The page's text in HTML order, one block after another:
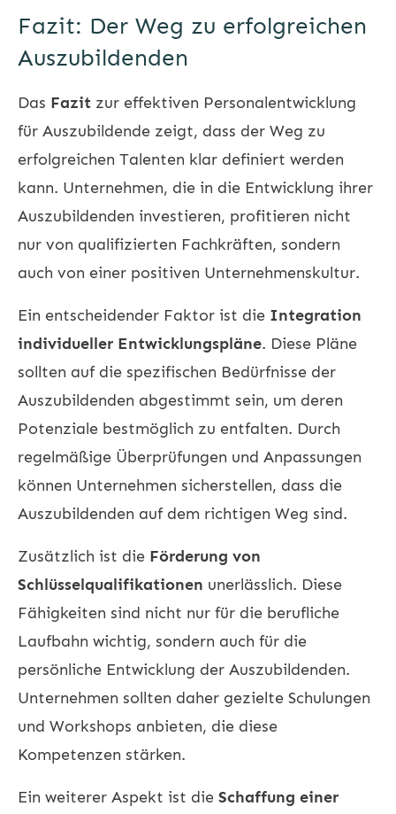
Fazit: Der Weg zu erfolgreichen
Auszubildenden
Das Fazit zur effektiven Personalentwicklung
für Auszubildende zeigt, dass der Weg zu
erfolgreichen Talenten klar definiert werden
kann. Unternehmen, die in die Entwicklung ihrer
Auszubildenden investieren, profitieren nicht
nur von qualifizierten Fachkräften, sondern
auch von einer positiven Unternehmenskultur.
Ein entscheidender Faktor ist die Integration
individueller Entwicklungspläne. Diese Pläne
sollten auf die spezifischen Bedürfnisse der
Auszubildenden abgestimmt sein, um deren
Potenziale bestmöglich zu entfalten. Durch
regelmäßige Überprüfungen und Anpassungen
können Unternehmen sicherstellen, dass die
Auszubildenden auf dem richtigen Weg sind.
Zusätzlich ist die Förderung von
Schlüsselqualifikationen unerlässlich. Diese
Fähigkeiten sind nicht nur für die berufliche
Laufbahn wichtig, sondern auch für die
persönliche Entwicklung der Auszubildenden.
Unternehmen sollten daher gezielte Schulungen
und Workshops anbieten, die diese
Kompetenzen stärken.
Ein weiterer Aspekt ist die Schaffung einer